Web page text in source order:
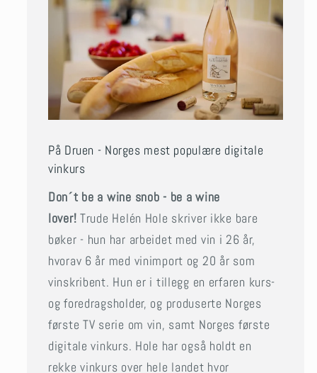
På Druen - Norges mest populære digitale
vinkurs
Don´t be a wine snob - be a wine
lover!Trude Helén Hole skriver ikke bare
bøker - hun har arbeidet med vin i 26 år,
hvorav 6 år med vinimport og 20 år som
vinskribent. Hun er i tillegg en erfaren kurs-
og foredragsholder, og produserte Norges
første TV serie om vin, samt Norges første
digitale vinkurs. Hole har også holdt en
rekke vinkurs over hele landet hvor